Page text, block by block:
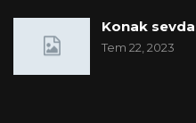
Konak
Tem 22, 2023